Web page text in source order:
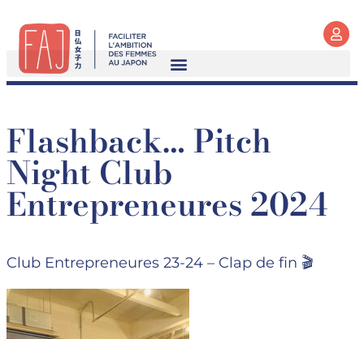
Flashback… Pitch
Night Club
Entrepreneures 2024
Club Entrepreneures 23-24 – Clap de fin 🎬